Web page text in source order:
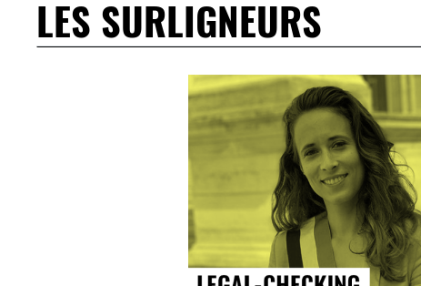
LES SURLIGNEURS